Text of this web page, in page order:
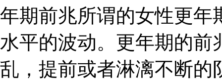
年期前兆所谓的女性更年
水平的波动。更年期的前
乱，提前或者淋漓不断的